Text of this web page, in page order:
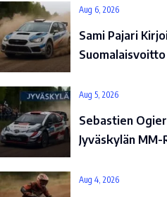
Aug 6, 2026
Sami Pajari
Aug 5, 2026
Sebastien
Jyväskylän MM-
Aug 4, 2026